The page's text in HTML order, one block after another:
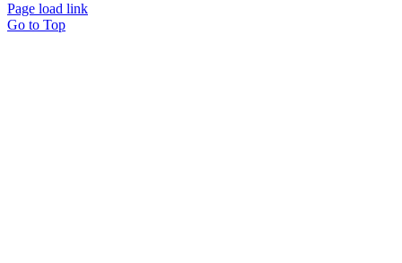
Page load link
Go to Top